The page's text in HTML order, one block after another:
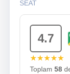
SEAT
4.7
★★★★★
Toplam 58